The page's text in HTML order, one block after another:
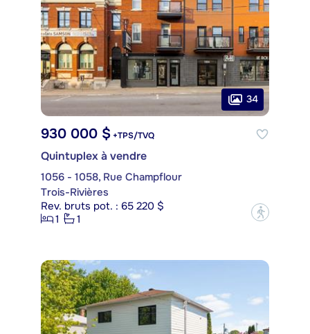
34
930 000 $ +TPS/TVQ
Quintuplex à vendre
1056 - 1058, Rue Champflour
Trois-Rivières
Rev. bruts pot. : 65 220 $
1
1 ?